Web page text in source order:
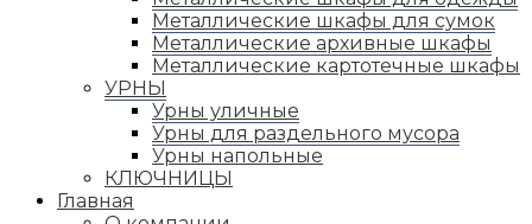
Металлические шкафы для сумок
Металлические архивные шкафы
Металлические картотечные шкафы
УРНЫ
Урны уличные
Урны для раздельного мусора
Урны напольные
КЛЮЧНИЦЫ
Главная